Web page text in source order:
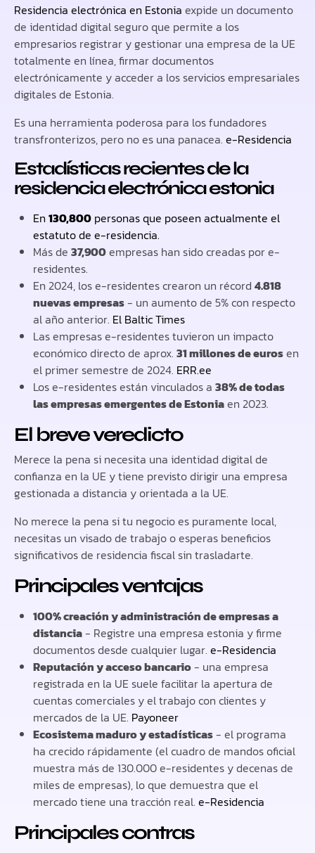
Residencia electrónica en Estonia expide un documento
de identidad digital seguro que permite a los
empresarios registrar y gestionar una empresa de la UE
totalmente en línea, firmar documentos
electrónicamente y acceder a los servicios empresariales
digitales de Estonia.
Es una herramienta poderosa para los fundadores
transfronterizos, pero no es una panacea. e-Residencia
Estadísticas recientes de la
residencia electrónica estonia
En130,800 personas que poseen actualmente el
estatuto de e-residencia.
Más de37,900empresas han sido creadas por e-
residentes.
En 2024, los e-residentes crearon un récord4.818
nuevas empresas- un aumento de 5% con respecto
al año anterior. El Baltic Times
Las empresas e-residentes tuvieron un impacto
económico directo de aprox.31 millones de eurosen
el primer semestre de 2024. ERR.ee
Los e-residentes están vinculados a38% de todas
las empresas emergentes de Estoniaen 2023.
El breve veredicto
Merece la pena si necesita una identidad digital de
confianza en la UE y tiene previsto dirigir una empresa
gestionada a distancia y orientada a la UE.
No merece la pena si tu negocio es puramente local,
necesitas un visado de trabajo o esperas beneficios
significativos de residencia fiscal sin trasladarte.
Principales ventajas
100% creación y administración de empresas a
distancia- Registre una empresa estonia y firme
documentos desde cualquier lugar.e-Residencia
Reputación y acceso bancario- una empresa
registrada en la UE suele facilitar la apertura de
cuentas comerciales y el trabajo con clientes y
mercados de la UE. Payoneer
Ecosistema maduro y estadísticas- el programa
ha crecido rápidamente (el cuadro de mandos oficial
muestra más de 130.000 e-residentes y decenas de
miles de empresas), lo que demuestra que el
mercado tiene una tracción real.e-Residencia
Principales contras